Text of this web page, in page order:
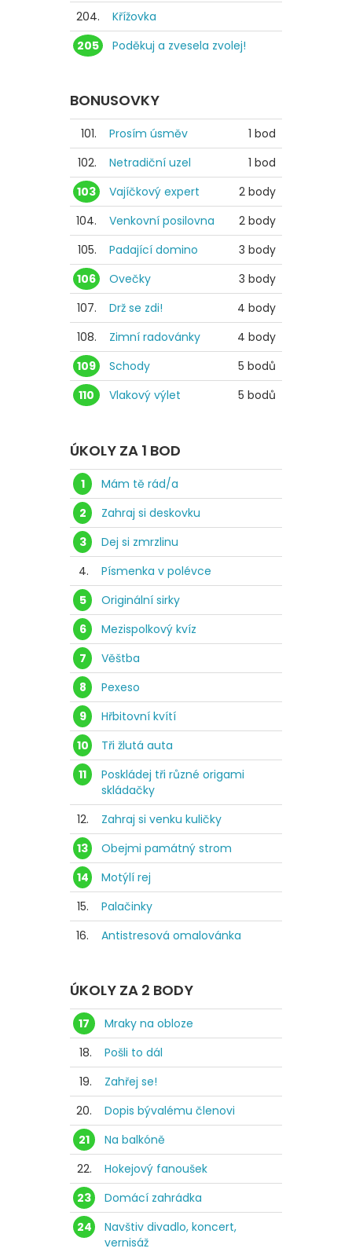
204.
Křížovka
205
Poděkuj a zvesela zvolej!
BONUSOVKY
101. Prosím úsměv
1 bod
102.
Netradiční uzel
1 bod
103
Vajíčkový expert
2 body
104.
Venkovní posilovna
2 body
105.
Padající domino
3 body
106
Ovečky
3 body
107.
Drž se zdi!
4 body
108.
Zimní radovánky
4 body
109
Schody
5 bodů
110
Vlakový výlet 5 bodů
ÚKOLY ZA 1 BOD
1
Mám tě rád/a
2
Zahraj si deskovku
3
Dej si zmrzlinu
4.
Písmenka v polévce
5
Originální sirky
6
Mezispolkový kvíz
7
Věštba
8
Pexeso
9
Hřbitovní kvítí
10
Tři žlutá auta
11
Poskládej tři různé origami
skládačky
12.
Zahraj si venku kuličky
13
Obejmi památný strom
14
Motýlí rej
15.
Palačinky
16.
Antistresová omalovánka
ÚKOLY ZA 2 BODY
17
Mraky na obloze
18.
Pošli to dál
19.
Zahřej se!
20.
Dopis bývalému členovi
21
Na balkóně
22.
Hokejový fanoušek
23
Domácí zahrádka
24
Navštiv divadlo, koncert,
vernisáž